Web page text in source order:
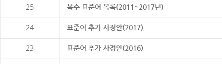
25 복수 표준어 목록(2011~2017년)
24 표준어 추가 사정안(2017)
23 표준어 추가 사정안(2016)